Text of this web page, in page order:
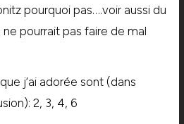
pourquoi pas….voir aussi du
pourrait pas faire de mal
j’ai adorée sont (dans
2, 3, 4, 6